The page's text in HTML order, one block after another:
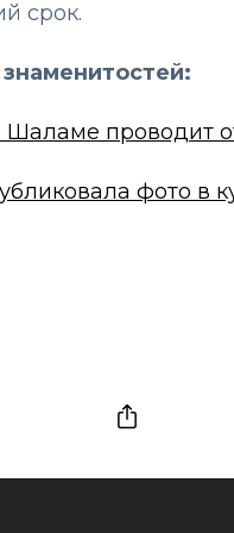
срок.
проводит
фото в